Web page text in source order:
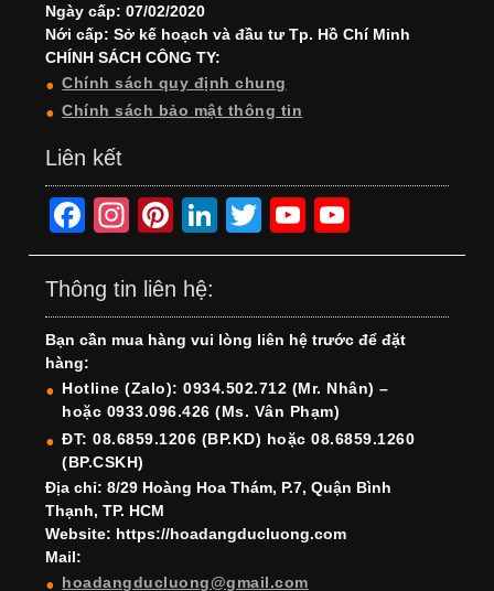
Ngày cấp: 07/02/2020
Nới cấp: Sở kế hoạch và đầu tư Tp. Hồ Chí Minh
CHÍNH SÁCH CÔNG TY:
Chính sách quy định chung
Chính sách bảo mật thông tin
Liên kết
F
a
c
e
b
o
o
k
In
st
a
gr
a
m
Pi
nt
er
e
st
Li
n
e
dI
n
T
wi
er
Y
o
T
u
b
e
o
T
u
b
e
h
Thông tin liên hệ:
Bạn cần mua hàng vui lòng liên hệ trước để đặt
hàng:
Hotline (Zalo): 0934.502.712 (Mr. Nhân) –
hoặc 0933.096.426 (Ms. Vân Phạm)
ĐT: 08.6859.1206 (BP.KD) hoặc 08.6859.1260
(BP.CSKH)
Địa chỉ: 8/29 Hoàng Hoa Thám, P.7, Quận Bình
Thạnh, TP. HCM
Website: https://hoadangducluong.com
Mail:
hoadangducluong@gmail.com